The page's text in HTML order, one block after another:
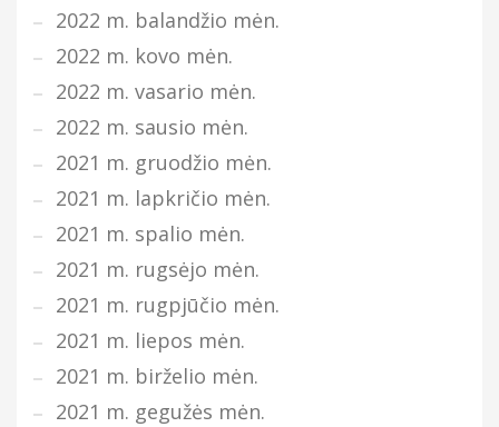
2022 m. balandžio mėn.
2022 m. kovo mėn.
2022 m. vasario mėn.
2022 m. sausio mėn.
2021 m. gruodžio mėn.
2021 m. lapkričio mėn.
2021 m. spalio mėn.
2021 m. rugsėjo mėn.
2021 m. rugpjūčio mėn.
2021 m. liepos mėn.
2021 m. birželio mėn.
2021 m. gegužės mėn.